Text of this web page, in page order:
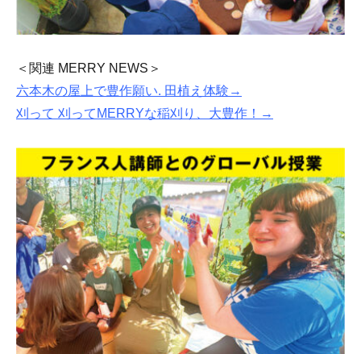
＜関連 MERRY NEWS＞
六本木の屋上で豊作願い. 田植え体験→
刈って 刈ってMERRYな稲刈り、大豊作！→